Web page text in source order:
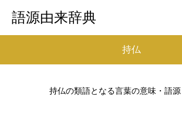
語源由来辞典
持仏
持仏の類語となる言葉の意味・語源